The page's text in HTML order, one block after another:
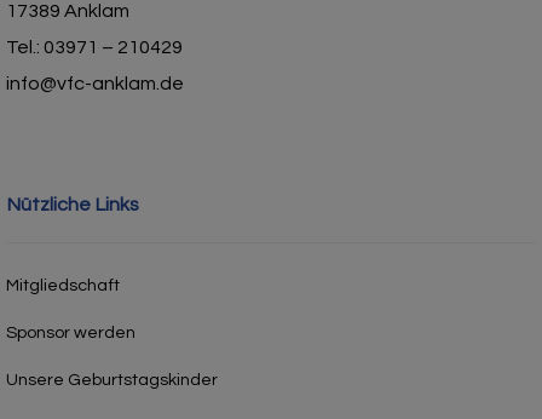
17389 Anklam
Tel.: 03971 – 210429
info@vfc-anklam.de
Nützliche Links
Mitgliedschaft
Sponsor werden
Unsere Geburtstagskinder